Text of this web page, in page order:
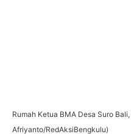
Rumah Ketua BMA Desa Suro
Afriyanto/RedAksiBengkulu)